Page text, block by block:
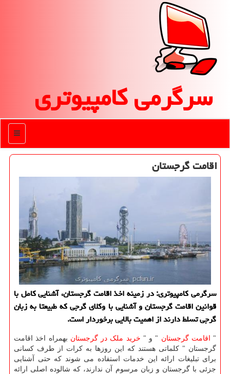
سرگرمی كامپیوتری
منو
اقامت گرجستان
سرگرمی كامپیوتری: در زمینه اخذ اقامت گرجستان، آشنایی كامل با
قوانین اقامت گرجستان و آشنایی با وكلای گرجی كه طبیعتا به زبان
گرجی تسلط دارند از اهمیت بالایی برخوردار است.
" اقامت گرجستان " و " خرید ملک در گرجستان بهمراه اخذ اقامت
گرجستان " کلماتی هستند که این روزها به کرات از طرف کسانی
برای تبلیغات ارائه این خدمات استفاده می شوند که حتی آشنایی
جزئی با گرجستان و زبان مرسوم آن ندارند، که شالوده اصلی ارائه